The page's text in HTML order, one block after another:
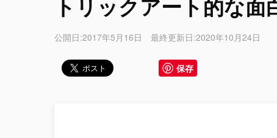
トリックアート的な
公開日:2017年5月16日 最終更新日:2020年10月24日
保存